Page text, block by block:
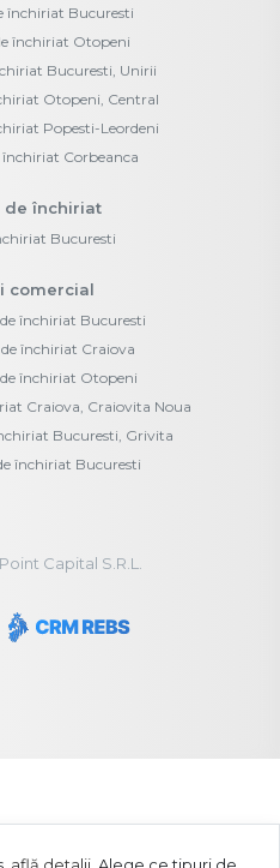
închiriat Bucuresti
închiriat Otopeni
Bucuresti, Unirii
Otopeni, Central
Popesti-Leordeni
Corbeanca
de închiriat
Bucuresti
comercial
închiriat Bucuresti
închiriat Craiova
închiriat Otopeni
Craiova, Craiovita Noua
Bucuresti, Grivita
închiriat Bucuresti
Capital S.R.L.